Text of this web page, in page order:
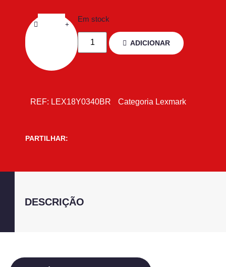
Em stock
ADICIONAR
REF: LEX18Y0340BR Categoria Lexmark
PARTILHAR:
DESCRIÇÃO